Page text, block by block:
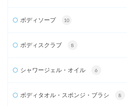
ボディソープ 10
ボディスクラブ 8
シャワージェル・オイル 6
ボディタオル・スポンジ・ブラシ 8